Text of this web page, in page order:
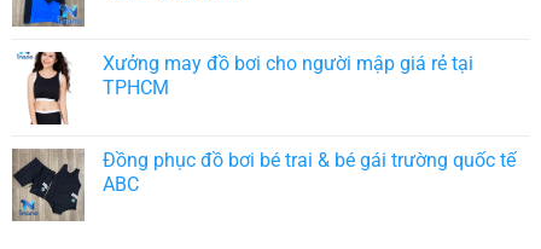
Xưởng may đồ bơi cho người mập giá rẻ tại
TPHCM
Đồng phục đồ bơi bé trai & bé gái trường quốc tế
ABC